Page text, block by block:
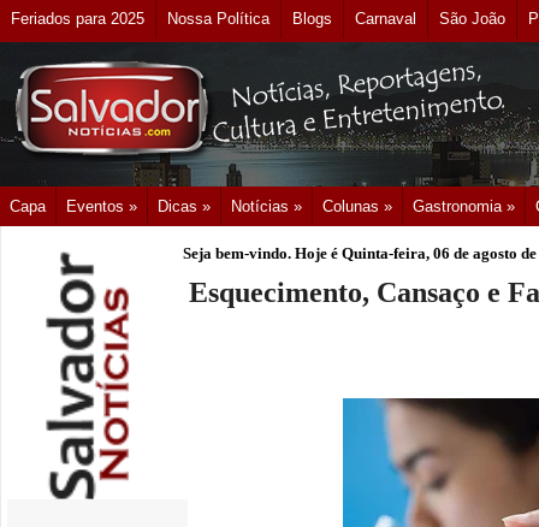
Feriados para 2025 Nossa Política Blogs Carnaval São João
Capa Eventos » Dicas » Notícias » Colunas » Gastronomia »
Seja bem-vindo. Hoje é Quinta-feira, 06 de agosto
Esquecimento, Cansaço e